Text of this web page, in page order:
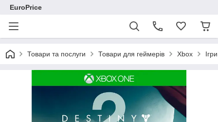
EuroPrice
Товари та послуги Товари для геймерів Xbox